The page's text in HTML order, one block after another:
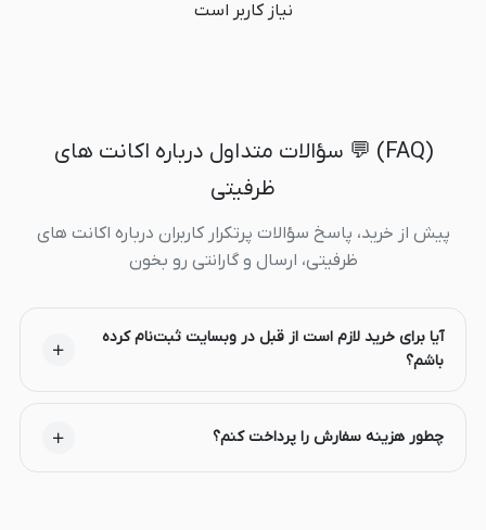
نیاز کاربر است
(FAQ) 💬 سؤالات متداول درباره اکانت های
ظرفیتی
پیش از خرید، پاسخ سؤالات پرتکرار کاربران درباره اکانت های
ظرفیتی، ارسال و گارانتی رو بخون
آیا برای خرید لازم است از قبل در وبسایت ثبت‌نام کرده
باشم؟
چطور هزینه سفارش را پرداخت کنم؟